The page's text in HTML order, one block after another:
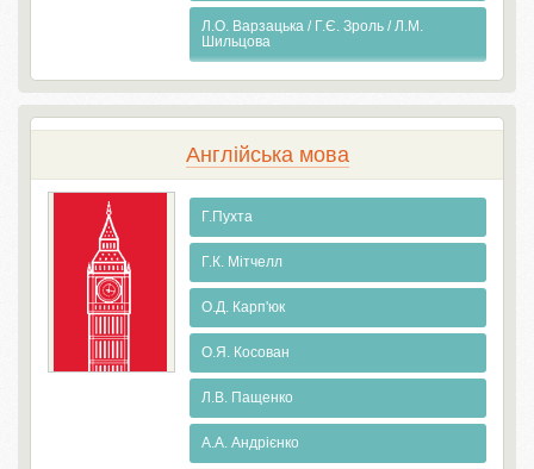
Л.О. Варзацька / Г.Є. Зроль / Л.М.
Шильцова
Англiйська мова
Г.Пухта
Г.К. Мітчелл
О.Д. Карп'юк
О.Я. Косован
Л.В. Пащенко
А.А. Андрієнко